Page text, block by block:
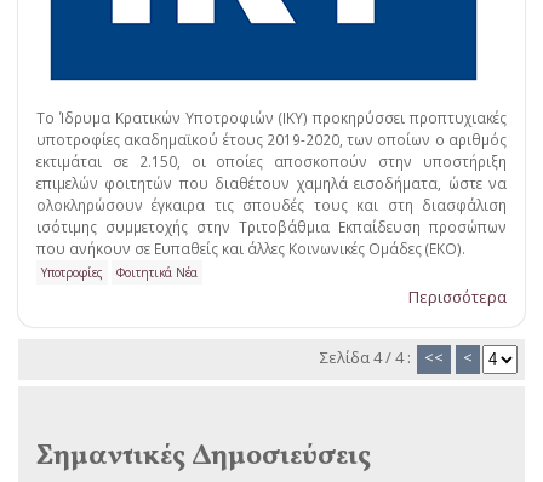
Το Ίδρυμα Κρατικών Υποτροφιών (ΙΚΥ) προκηρύσσει προπτυχιακές
υποτροφίες ακαδημαϊκού έτους 2019-2020, των οποίων ο αριθμός
εκτιμάται σε 2.150, οι οποίες αποσκοπούν στην υποστήριξη
επιμελών φοιτητών που διαθέτουν χαμηλά εισοδήματα, ώστε να
ολοκληρώσουν έγκαιρα τις σπουδές τους και στη διασφάλιση
ισότιμης συμμετοχής στην Τριτοβάθμια Εκπαίδευση προσώπων
που ανήκουν σε Ευπαθείς και άλλες Κοινωνικές Ομάδες (ΕΚΟ).
Υποτροφίες Φοιτητικά Νέα
Περισσότερα
Σελίδα 4 / 4 : << <
Σημαντικές Δημοσιεύσεις